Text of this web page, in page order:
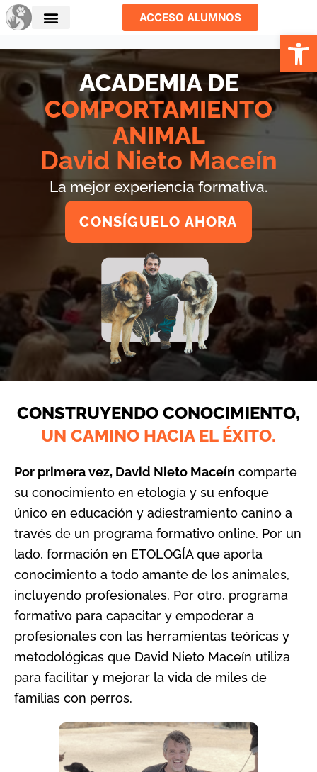
Abrir
al
contenido
ACCESO ALUMNOS
ACADEMIA DE
COMPORTAMIENTO
ANIMAL
David Nieto Maceín
La mejor experiencia formativa.
CONSÍGUELO AHORA
CONSTRUYENDO CONOCIMIENTO,
UN CAMINO HACIA EL ÉXITO.
Por primera vez, David Nieto Maceín comparte
su conocimiento en etología y su enfoque
único en educación y adiestramiento canino a
través de un programa formativo online. Por un
lado, formación en ETOLOGÍA que aporta
conocimiento a todo amante de los animales,
incluyendo profesionales. Por otro, programa
formativo para capacitar y empoderar a
profesionales con las herramientas teóricas y
metodológicas que David Nieto Maceín utiliza
para facilitar y mejorar la vida de miles de
familias con perros.